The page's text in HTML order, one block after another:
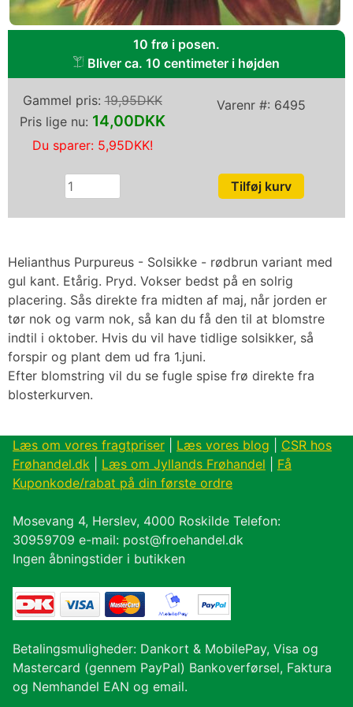
Helianthus Purpureus - Solsikke - rødbrun variant med
gul kant. Etårig. Pryd. Vokser bedst på en solrig
placering. Sås direkte fra midten af maj, når jorden er
tør nok og varm nok, så kan du få den til at blomstre
indtil i oktober. Hvis du vil have tidlige solsikker, så
forspir og plant dem ud fra 1.juni.
Efter blomstring vil du se fugle spise frø direkte fra
blosterkurven.
Varenr #: 6495
Gammel pris:19,95DKK
Pris lige nu: 14,00DKK
Du sparer: 5,95DKK!
10 frø i posen.
Bliver ca. 10 centimeter i højden
Læs om vores fragtpriser Læs vores blog
CSR hos
Frøhandel.dk
Læs om Jyllands Frøhandel
Få
Kuponkode/rabat på din første ordre
Mosevang 4, Herslev, 4000 Roskilde Telefon:
30959709 e-mail: post@froehandel.dk
Ingen åbningstider i butikken
Betalingsmuligheder: Dankort & MobilePay, Visa og
Mastercard (gennem PayPal) Bankoverførsel, Faktura
og Nemhandel EAN og email.